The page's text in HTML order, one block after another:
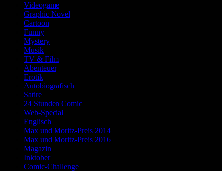
Videogame
Graphic Novel
Cartoon
Funny
Mystery
Musik
TV & Film
Abenteuer
Erotik
Autobiografisch
Satire
24 Stunden Comic
Web-Special
Englisch
Max und Moritz-Preis 2014
Max und Moritz-Preis 2016
Magazin
Inktober
Comic-Challenge